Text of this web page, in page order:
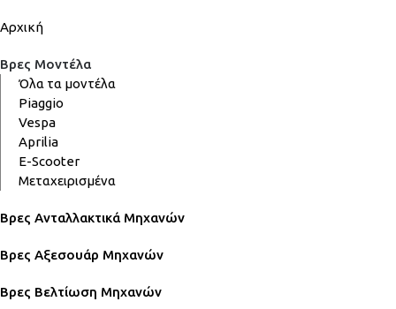
Αρχική
Βρες Μοντέλα
Όλα τα μοντέλα
Piaggio
Vespa
Aprilia
E-Scooter
Μεταχειρισμένα
Βρες Ανταλλακτικά Μηχανών
Βρες Αξεσουάρ Μηχανών
Βρες Βελτίωση Μηχανών